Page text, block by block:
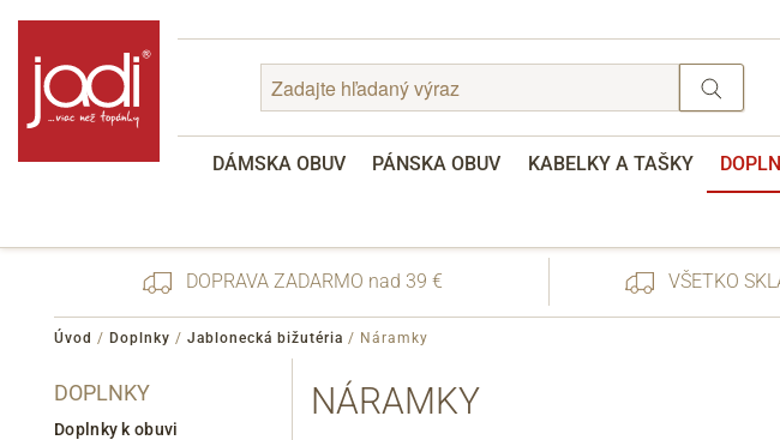
DÁMSKA OBUV PÁNSKA OBUV KABELKY A TAŠKY
Zabudnuté heslo
DOPRAVA ZADARMO nad 39 € VŠETKO
Úvod / Doplnky / Jablonecká bižutéria / Náramky
NÁRAMKY
DOPLNKY
Doplnky k obuvi